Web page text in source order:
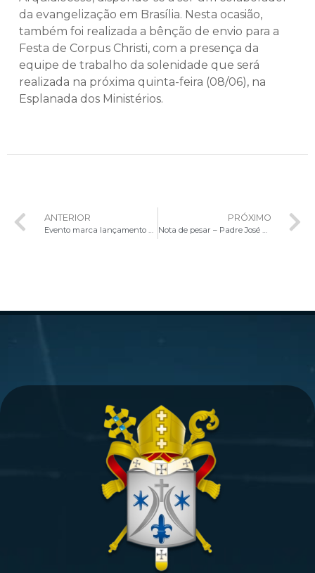
da evangelização em Brasília. Nesta ocasião,
também foi realizada a bênção de envio para a
Festa de Corpus Christi, com a presença da
equipe de trabalho da solenidade que será
realizada na próxima quinta-feira (08/06), na
Esplanada dos Ministérios.
ANTERIOR
Evento marca lançamento do novo portal da Arquidiocese de Brasília
PRÓXIMO
Nota de pesar – Padre José Belo de Morais Filho